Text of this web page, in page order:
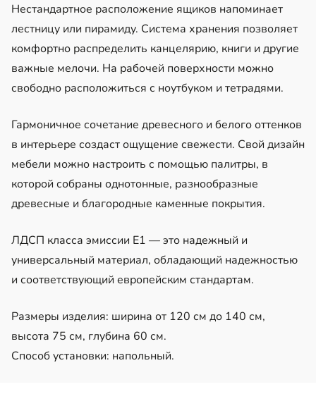
Нестандартное расположение ящиков напоминает
лестницу или пирамиду. Система хранения позволяет
комфортно распределить канцелярию, книги и другие
важные мелочи. На рабочей поверхности можно
свободно расположиться с ноутбуком и тетрадями.
Гармоничное сочетание древесного и белого оттенков
в интерьере создаст ощущение свежести. Свой дизайн
мебели можно настроить с помощью палитры, в
которой собраны однотонные, разнообразные
древесные и благородные каменные покрытия.
ЛДСП класса эмиссии Е1 — это надежный и
универсальный материал, обладающий надежностью
и соответствующий европейским стандартам.
Размеры изделия: ширина от 120 см до 140 см,
высота 75 см, глубина 60 см.
Способ установки: напольный.